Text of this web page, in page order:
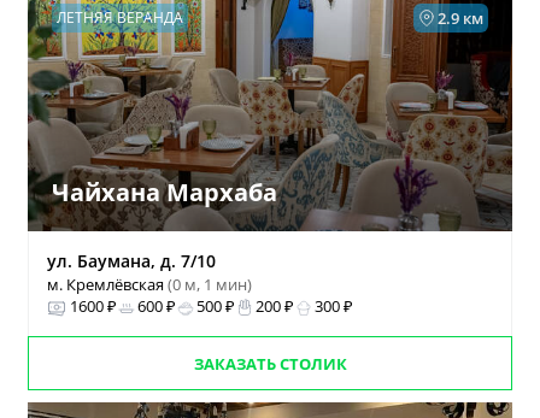
2.9 км
ЛЕТНЯЯ ВЕРАНДА
Чайхана Мархаба
ул. Баумана, д. 7/10
м. Кремлёвская(0 м, 1 мин)
1600 ₽
600 ₽ 500 ₽ 200 ₽ 300 ₽
ЗАКАЗАТЬ СТОЛИК